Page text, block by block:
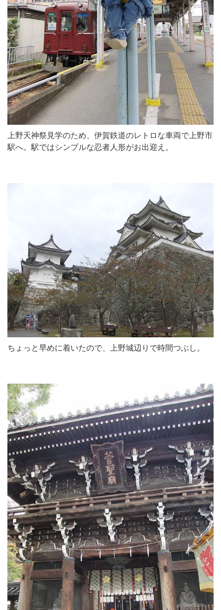
上野天神祭見学のため、伊賀鉄道のレトロな車両で上野市
駅へ。駅ではシンプルな忍者人形がお出迎え。
ちょっと早めに着いたので、上野城辺りで時間つぶし。